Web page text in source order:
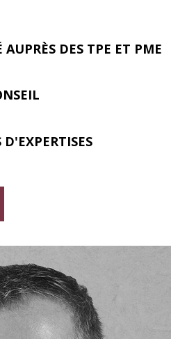
AUPRÈS DES TPE ET PME